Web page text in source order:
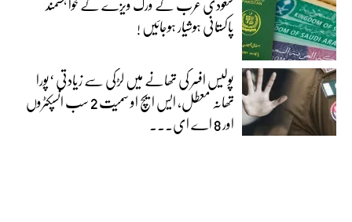
پاکستانی ہوشیار ہوجائیں !
پولیس افسر کی تھانے میں لڑکی سے زیادتی ‘پورا
تھانہ معطل، ایس ایچ او سمیت 2 سب انسپکٹروں
اور 8 اے ای...